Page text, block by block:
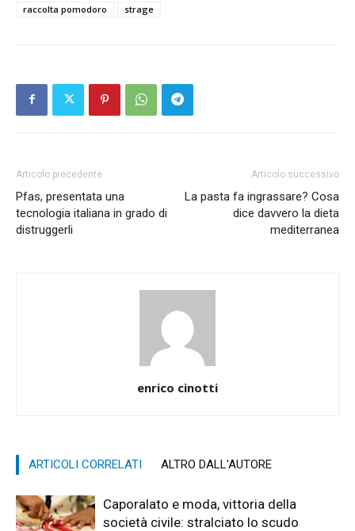
raccolta pomodoro strage
Articolo precedente
Pfas, presentata una
tecnologia italiana in grado di
distruggerli
Articolo successivo
La pasta fa ingrassare? Cosa
dice davvero la dieta
mediterranea
enrico cinotti
ARTICOLI CORRELATI ALTRO DALL'AUTORE
Caporalato e moda, vittoria della
società civile: stralciato lo scudo